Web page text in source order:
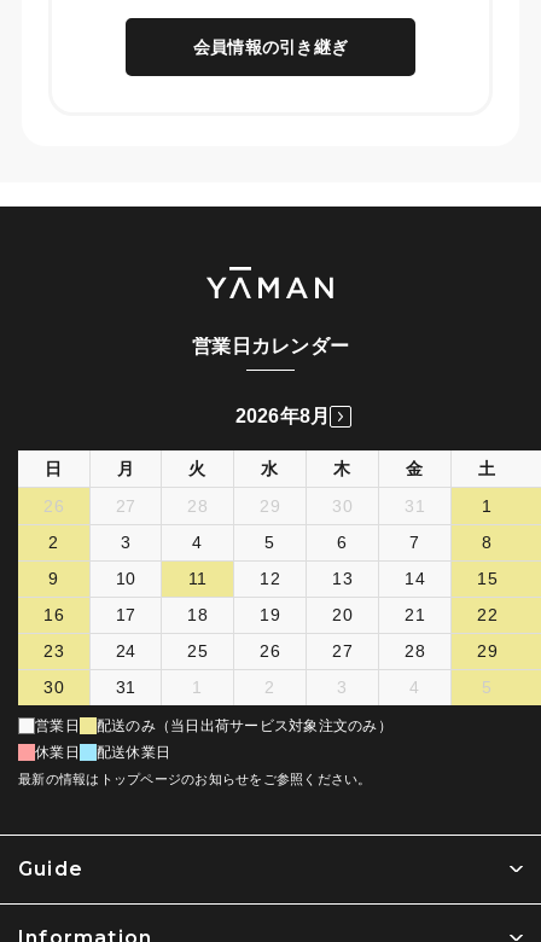
会員情報の引き継ぎ
Guide
Information
営業日カレンダー
2026年8月
日 月 火 水 木 金
土
26
27 28 29 30 31
1
2
3 4 5 6 7
8
9
10 11 12 13 14
15
16
17 18 19 20 21
22
23
24 25 26 27 28
29
30
31 1 2 3 4 5
営業日
配送のみ（当日出荷サービス対象注文のみ）
休業日
配送休業日
最新の情報はトップページのお知らせをご参照ください。